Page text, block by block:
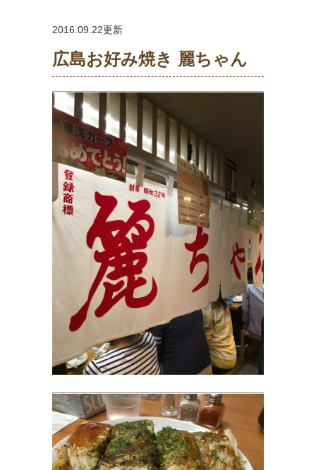
2016.09.22更新
広島お好み焼き 麗ちゃん